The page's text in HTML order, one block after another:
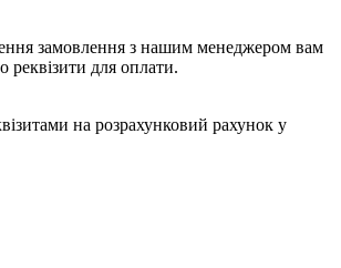
замовлення з нашим менеджером вам
реквізити для оплати.
на розрахунковий рахунок у